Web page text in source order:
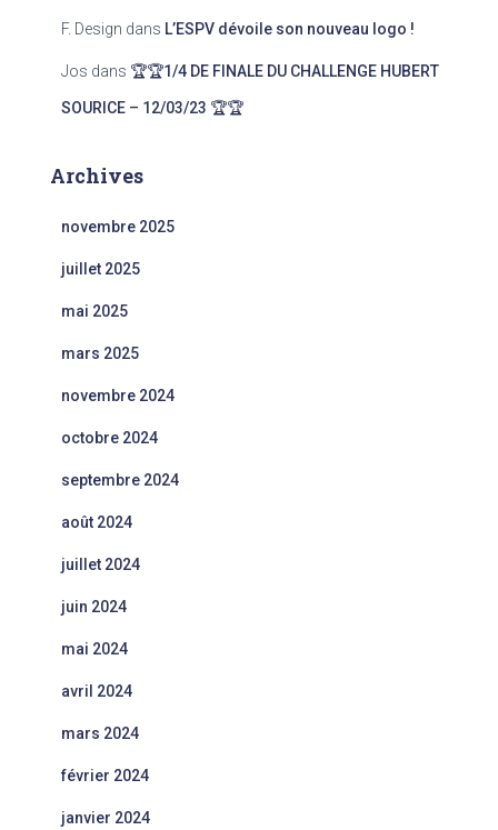
F. Design dans L’ESPV dévoile son nouveau logo !
Jos dans 🏆🏆1/4 DE FINALE DU CHALLENGE HUBERT
SOURICE – 12/03/23 🏆🏆
Archives
novembre 2025
juillet 2025
mai 2025
mars 2025
novembre 2024
octobre 2024
septembre 2024
août 2024
juillet 2024
juin 2024
mai 2024
avril 2024
mars 2024
février 2024
janvier 2024